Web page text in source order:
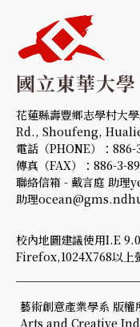
花蓮縣壽豐鄉志學村大
Rd., Shoufeng,
電話（PHONE）：
傳真（FAX）：886-3-
聯絡信箱 - 戴言庭 助
助理
校內地圖建議使用I.E
Firefox,1024X768以上
藝術創意產業學系 版
Arts and Creative